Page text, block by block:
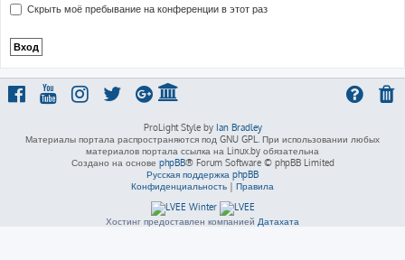
Скрыть моё пребывание на конференции в этот раз
ProLight Style by Ian Bradley
Материалы портала распространяются под GNU GPL. При использовании любых
материалов портала ссылка на Linux.by обязательна
Создано на основе phpBB® Forum Software © phpBB Limited
Русская поддержка phpBB
Конфиденциальность | Правила
Хостинг предоставлен компанией Датахата